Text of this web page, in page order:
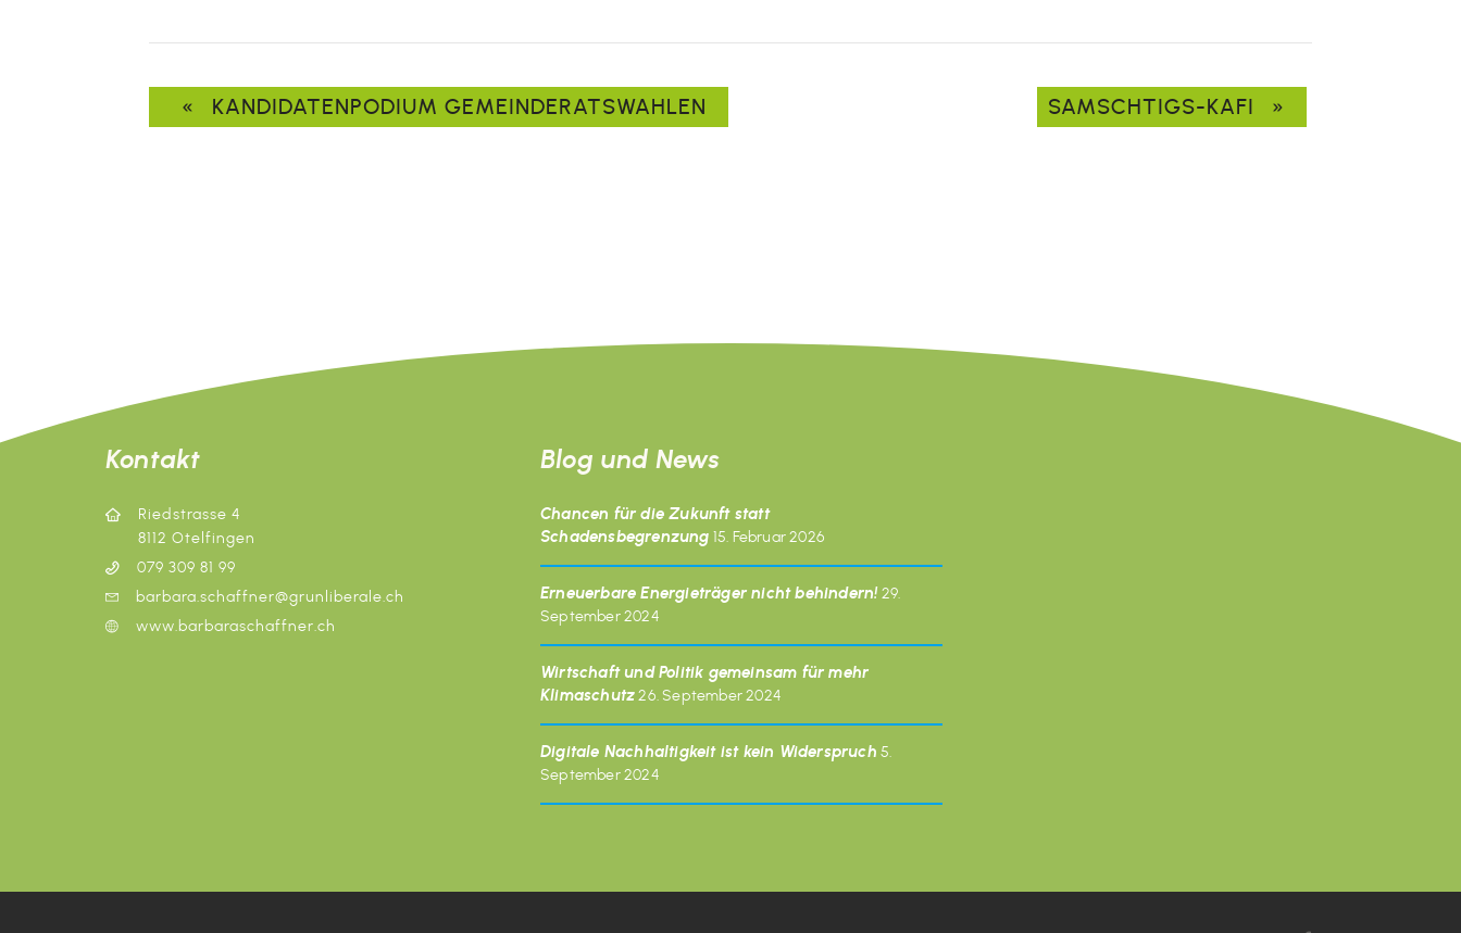
« KANDIDATENPODIUM GEMEINDERATSWAHLEN SAMSCHTIGS-KAFI »
Kontakt
Riedstrasse 4
8112 Otelfingen
079 309 81 99
barbara.schaffner@grunliberale.ch
www.barbaraschaffner.ch
Blog und News
Chancen für die Zukunft statt
Schadensbegrenzung 15. Februar 2026
Erneuerbare Energieträger nicht behindern! 29.
September 2024
Wirtschaft und Politik gemeinsam für mehr
Klimaschutz 26. September 2024
Digitale Nachhaltigkeit ist kein Widerspruch 5.
September 2024